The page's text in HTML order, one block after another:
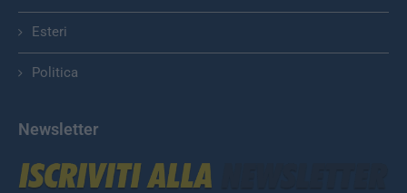
Esteri
Politica
Newsletter